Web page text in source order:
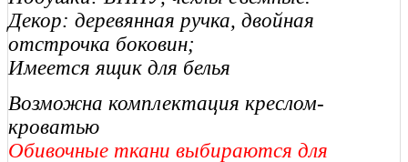
Декор: деревянная ручка, двойная
отстрочка боковин;
Имеется ящик для белья
Возможна комплектация креслом-
кроватью
Обивочные ткани выбираются для